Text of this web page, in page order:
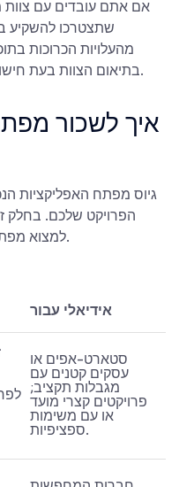
אם אתם עובדים עם צוות
שתצטרכו להשקיע
מהעלויות הכרוכות
בתיאום הצוות בעתעלות שכירת מפתח אפליקציות.
איך לשכור
גיוס מפתח האפליקציות
הפרויקט שלכם. בחלק
למצוא מפתחים מיומנים מבלי להוציא יותר מדי.
אידיאלי עבור
סטארט-אפים או
עסקים קטנים עם
מגבלות תקציב;
פרויקטים קצרי מועד
או עם משימות
ספציפיות.